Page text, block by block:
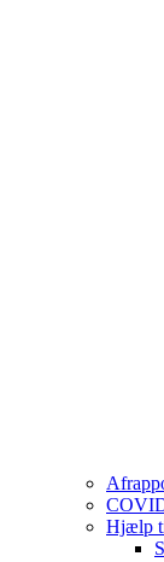
Hjælp